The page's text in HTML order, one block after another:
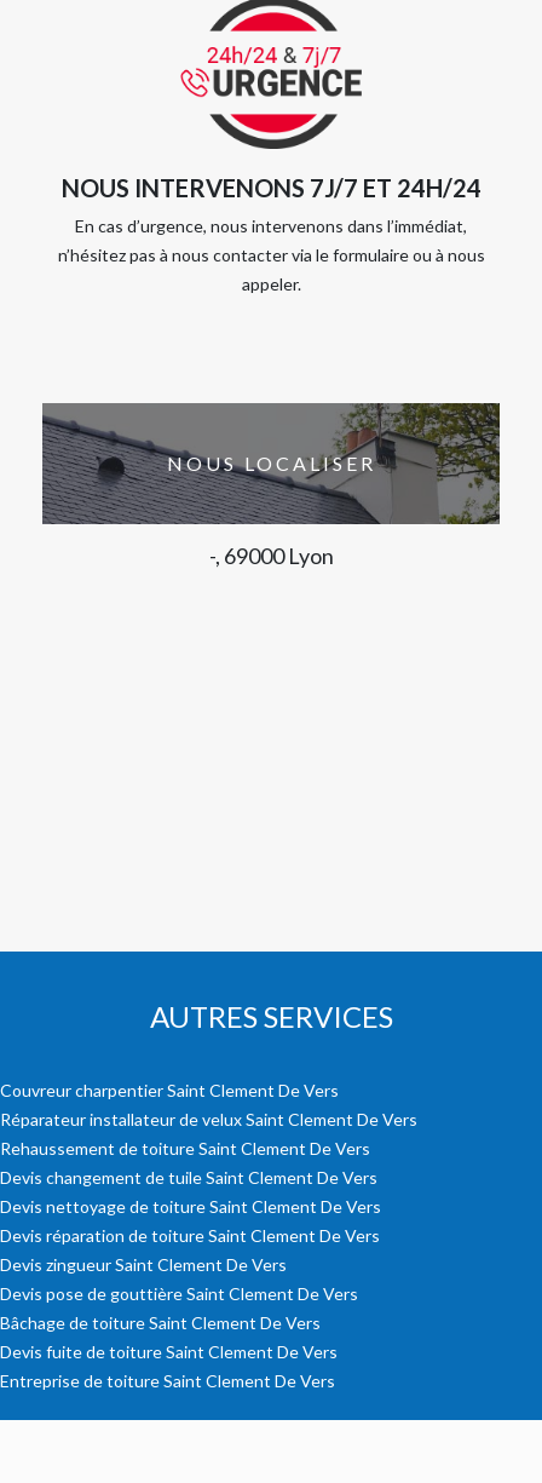
NOUS INTERVENONS 7J/7 ET 24H/24
En cas d’urgence, nous intervenons dans l’immédiat,
n’hésitez pas à nous contacter via le formulaire ou à nous
appeler.
NOUS LOCALISER
-, 69000 Lyon
AUTRES SERVICES
Couvreur charpentier Saint Clement De Vers
Réparateur installateur de velux Saint Clement De Vers
Rehaussement de toiture Saint Clement De Vers
Devis changement de tuile Saint Clement De Vers
Devis nettoyage de toiture Saint Clement De Vers
Devis réparation de toiture Saint Clement De Vers
Devis zingueur Saint Clement De Vers
Devis pose de gouttière Saint Clement De Vers
Bâchage de toiture Saint Clement De Vers
Devis fuite de toiture Saint Clement De Vers
Entreprise de toiture Saint Clement De Vers